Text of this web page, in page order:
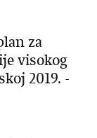
za
visokog
2019. -